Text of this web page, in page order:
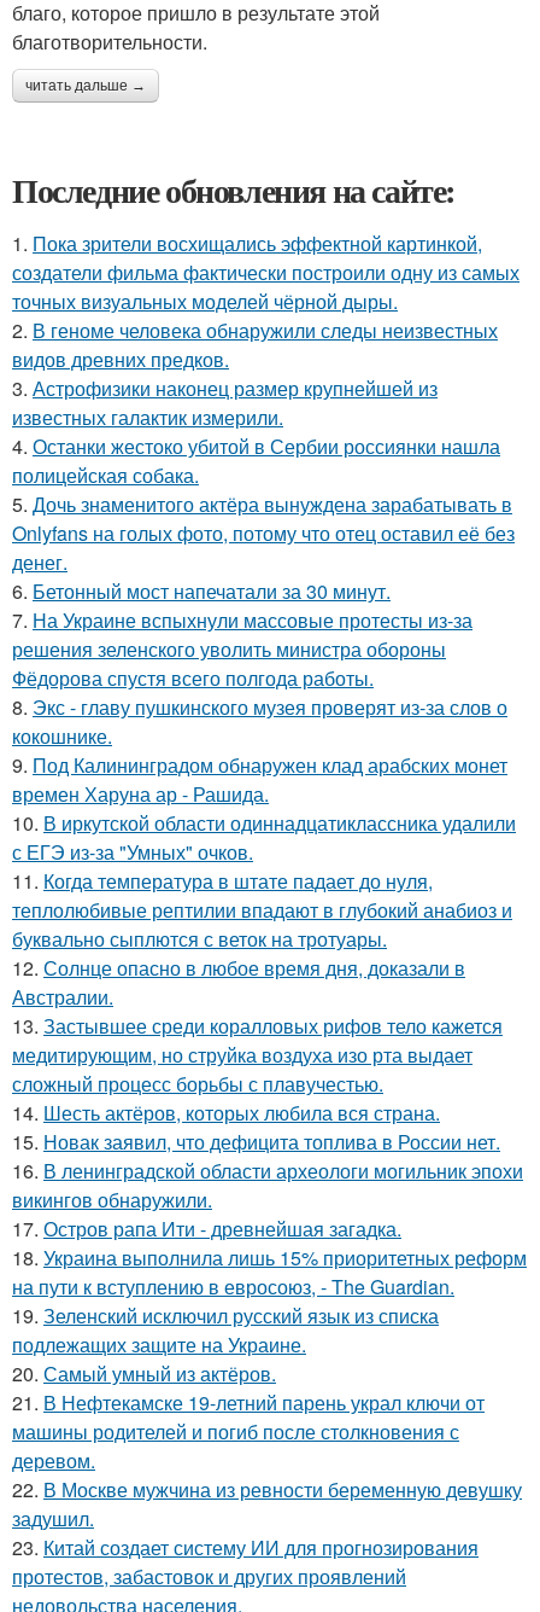
благо, которое пришло в результате этой
благотворительности.
читать дальше →
Последние обновления на сайте:
1. Пока зрители восхищались эффектной картинкой,
создатели фильма фактически построили одну из самых
точных визуальных моделей чёрной дыры.
2. В геноме человека обнаружили следы неизвестных
видов древних предков.
3. Астрофизики наконец размер крупнейшей из
известных галактик измерили.
4. Останки жестоко убитой в Сербии россиянки нашла
полицейская собака.
5. Дочь знаменитого актёра вынуждена зарабатывать в
Onlyfans на голых фото, потому что отец оставил её без
денег.
6. Бетонный мост напечатали за 30 минут.
7. На Украине вспыхнули массовые протесты из-за
решения зеленского уволить министра обороны
Фёдорова спустя всего полгода работы.
8. Экс - главу пушкинского музея проверят из-за слов о
кокошнике.
9. Под Калининградом обнаружен клад арабских монет
времен Харуна ар - Рашида.
10. В иркутской области одиннадцатиклассника удалили
с ЕГЭ из-за "Умных" очков.
11. Когда температура в штате падает до нуля,
теплолюбивые рептилии впадают в глубокий анабиоз и
буквально сыплются с веток на тротуары.
12. Солнце опасно в любое время дня, доказали в
Австралии.
13. Застывшее среди коралловых рифов тело кажется
медитирующим, но струйка воздуха изо рта выдает
сложный процесс борьбы с плавучестью.
14. Шесть актёров, которых любила вся страна.
15. Новак заявил, что дефицита топлива в России нет.
16. В ленинградской области археологи могильник эпохи
викингов обнаружили.
17. Остров рапа Ити - древнейшая загадка.
18. Украина выполнила лишь 15% приоритетных реформ
на пути к вступлению в евросоюз, - The Guardian.
19. Зеленский исключил русский язык из списка
подлежащих защите на Украине.
20. Самый умный из актёров.
21. В Нефтекамске 19-летний парень украл ключи от
машины родителей и погиб после столкновения с
деревом.
22. В Москве мужчина из ревности беременную девушку
задушил.
23. Китай создает систему ИИ для прогнозирования
протестов, забастовок и других проявлений
недовольства населения.